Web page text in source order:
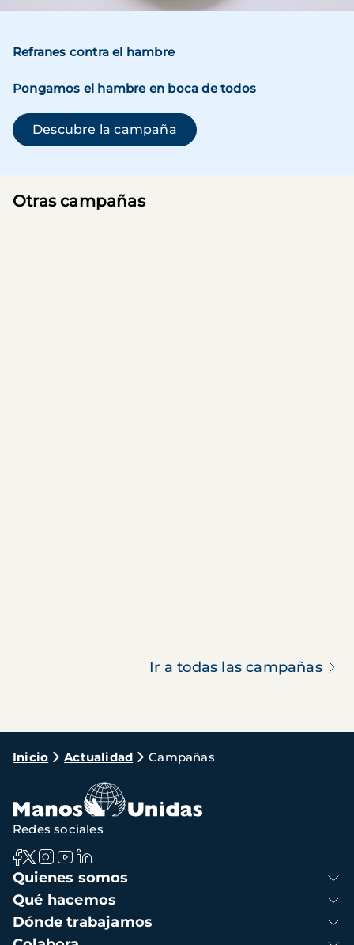
Refranes contra el hambre
Pongamos el hambre en boca de todos
Descubre la campaña(se abre en una ventana
Otras campañas
Ir a todas las campañas
Ruta
navegación
Inicio Actualidad Campañas
Navegación
principal
Quienes somos
Qué hacemos
Dónde trabajamos
Redes sociales